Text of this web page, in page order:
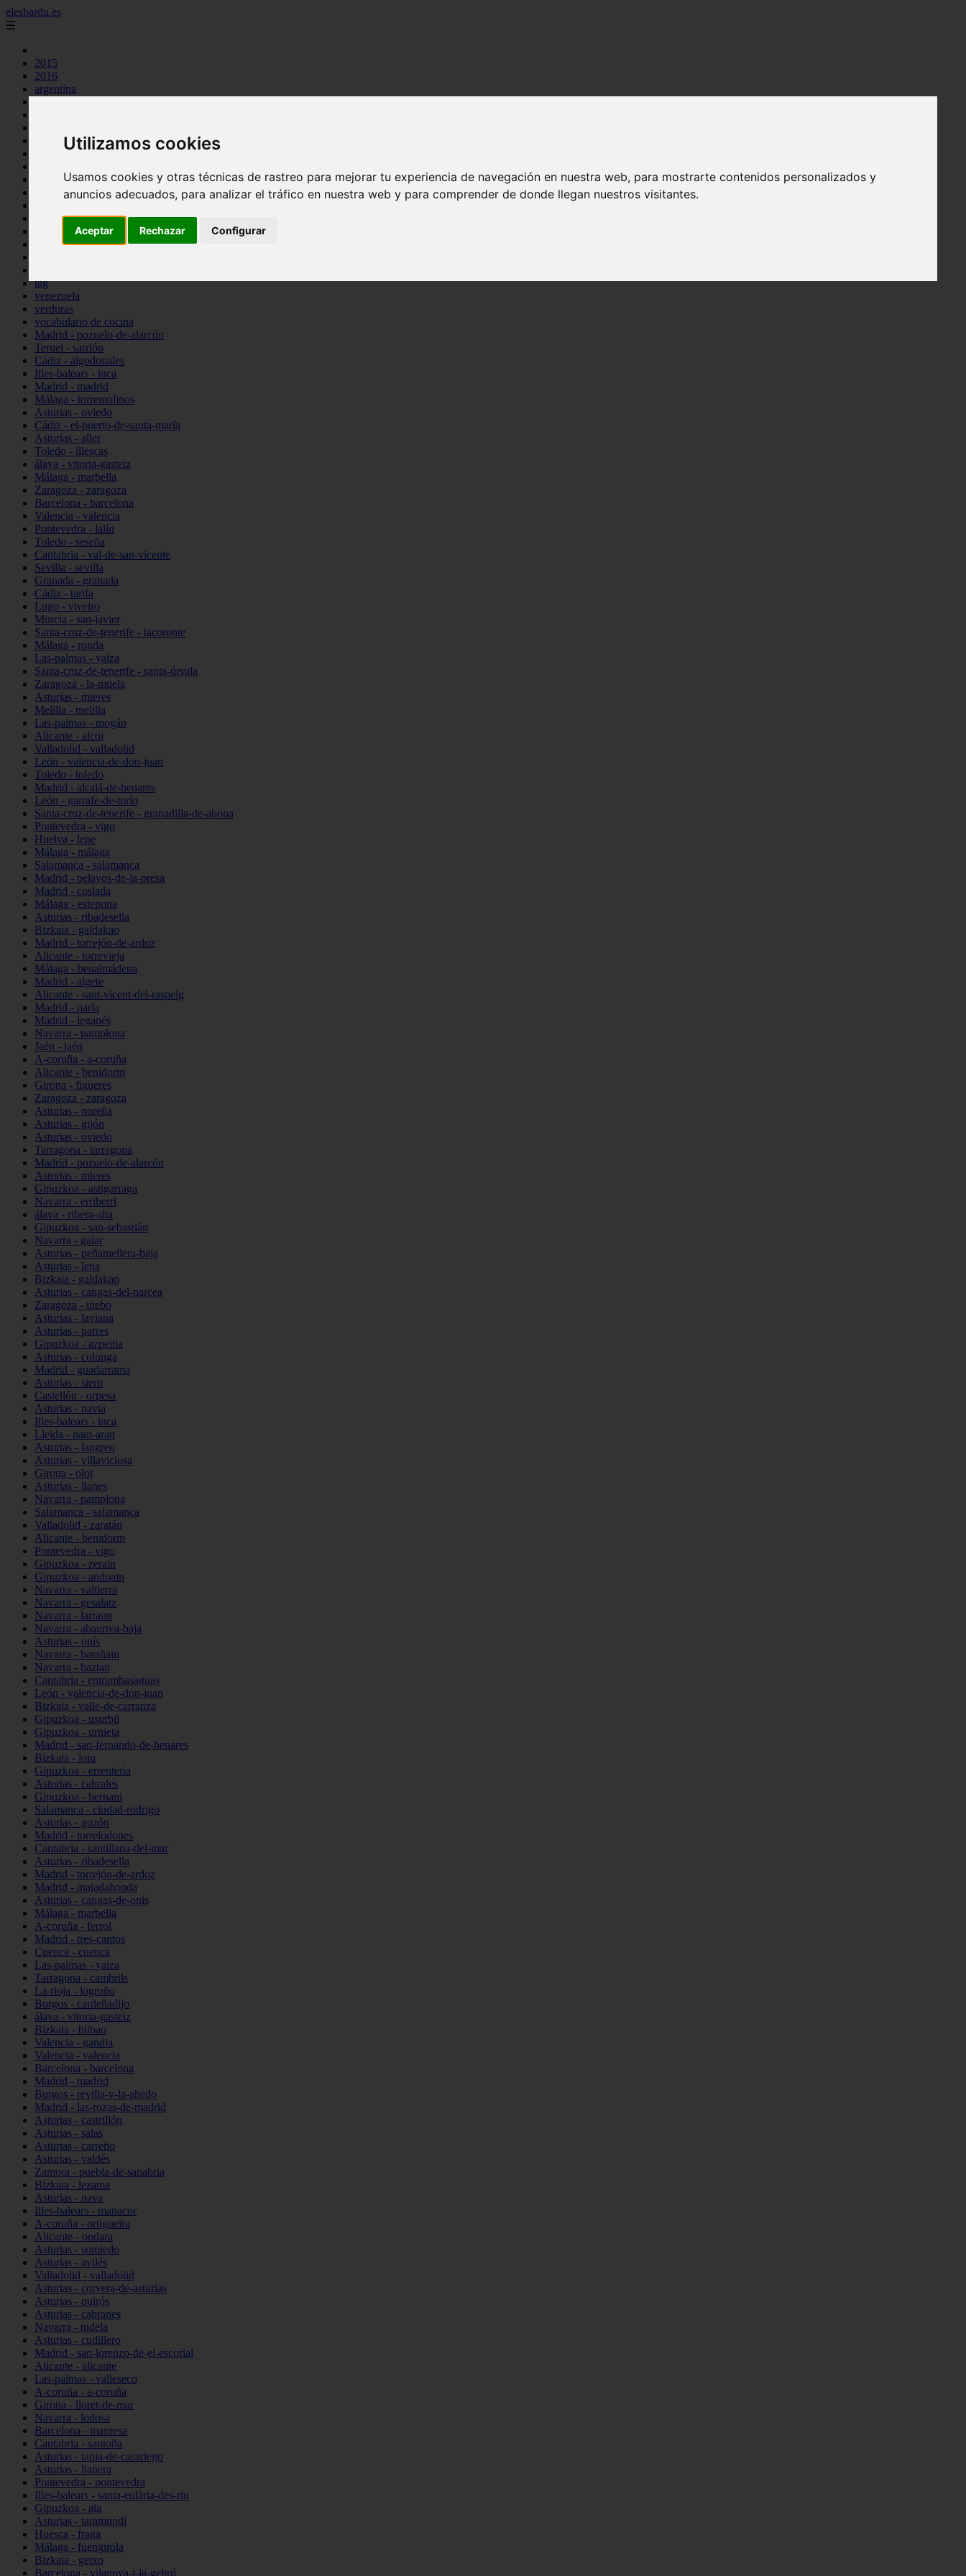
Utilizamos cookies
Usamos cookies y otras técnicas de rastreo para mejorar tu experiencia de navegación en nuestra web, para mostrarte contenidos personalizados y
anuncios adecuados, para analizar el tráfico en nuestra web y para comprender de donde llegan nuestros visitantes.
Aceptar Rechazar Configurar
elesbardu.es
☰
2015
2016
argentina
cocina casera
comidas
huevos
mariscos
postres
tag
venezuela
verduras
vocabulario de cocina
Madrid - pozuelo-de-alarcón
Teruel - sarrión
Cádiz - algodonales
Illes-balears - inca
Madrid - madrid
Málaga - torremolinos
Asturias - oviedo
Cádiz - el-puerto-de-santa-maría
Asturias - aller
Toledo - illescas
álava - vitoria-gasteiz
Málaga - marbella
Zaragoza - zaragoza
Barcelona - barcelona
Valencia - valencia
Pontevedra - lalín
Toledo - seseña
Cantabria - val-de-san-vicente
Sevilla - sevilla
Granada - granada
Cádiz - tarifa
Lugo - viveiro
Murcia - san-javier
Santa-cruz-de-tenerife - tacoronte
Málaga - ronda
Las-palmas - yaiza
Santa-cruz-de-tenerife - santa-úrsula
Zaragoza - la-muela
Asturias - mieres
Melilla - melilla
Las-palmas - mogán
Alicante - alcoi
Valladolid - valladolid
León - valencia-de-don-juan
Toledo - toledo
Madrid - alcalá-de-henares
León - garrafe-de-torío
Santa-cruz-de-tenerife - granadilla-de-abona
Pontevedra - vigo
Huelva - lepe
Málaga - málaga
Salamanca - salamanca
Madrid - pelayos-de-la-presa
Madrid - coslada
Málaga - estepona
Asturias - ribadesella
Bizkaia - galdakao
Madrid - torrejón-de-ardoz
Alicante - torrevieja
Málaga - benalmádena
Madrid - algete
Alicante - sant-vicent-del-raspeig
Madrid - parla
Madrid - leganés
Navarra - pamplona
Jaén - jaén
A-coruña - a-coruña
Alicante - benidorm
Girona - figueres
Zaragoza - zaragoza
Asturias - noreña
Asturias - gijón
Asturias - oviedo
Tarragona - tarragona
Madrid - pozuelo-de-alarcón
Asturias - mieres
Gipuzkoa - astigarraga
Navarra - erriberri
álava - ribera-alta
Gipuzkoa - san-sebastián
Navarra - galar
Asturias - peñamellera-baja
Asturias - lena
Bizkaia - galdakao
Asturias - cangas-del-narcea
Zaragoza - utebo
Asturias - laviana
Asturias - parres
Gipuzkoa - azpeitia
Asturias - colunga
Madrid - guadarrama
Asturias - siero
Castellón - orpesa
Asturias - navia
Illes-balears - inca
Lleida - naut-aran
Asturias - langreo
Asturias - villaviciosa
Girona - olot
Asturias - llanes
Navarra - pamplona
Salamanca - salamanca
Valladolid - zaratán
Alicante - benidorm
Pontevedra - vigo
Gipuzkoa - zerain
Gipuzkoa - andoain
Navarra - valtierra
Navarra - gesalatz
Navarra - larraun
Navarra - abaurrea-baja
Asturias - onís
Navarra - barañain
Navarra - baztan
Cantabria - entrambasaguas
León - valencia-de-don-juan
Bizkaia - valle-de-carranza
Gipuzkoa - usurbil
Gipuzkoa - urnieta
Madrid - san-fernando-de-henares
Bizkaia - loiu
Gipuzkoa - errenteria
Asturias - cabrales
Gipuzkoa - hernani
Salamanca - ciudad-rodrigo
Asturias - gozón
Madrid - torrelodones
Cantabria - santillana-del-mar
Asturias - ribadesella
Madrid - torrejón-de-ardoz
Madrid - majadahonda
Asturias - cangas-de-onís
Málaga - marbella
A-coruña - ferrol
Madrid - tres-cantos
Cuenca - cuenca
Las-palmas - yaiza
Tarragona - cambrils
La-rioja - logroño
Burgos - cardeñadijo
álava - vitoria-gasteiz
Bizkaia - bilbao
Valencia - gandia
Valencia - valencia
Barcelona - barcelona
Madrid - madrid
Burgos - revilla-y-la-ahedo
Madrid - las-rozas-de-madrid
Asturias - castrillón
Asturias - salas
Asturias - carreño
Asturias - valdés
Zamora - puebla-de-sanabria
Bizkaia - lezama
Asturias - nava
Illes-balears - manacor
A-coruña - ortigueira
Alicante - ondara
Asturias - somiedo
Asturias - avilés
Valladolid - valladolid
Asturias - corvera-de-asturias
Asturias - quirós
Asturias - cabranes
Navarra - tudela
Asturias - cudillero
Madrid - san-lorenzo-de-el-escorial
Alicante - alicante
Las-palmas - valleseco
A-coruña - a-coruña
Girona - lloret-de-mar
Navarra - lodosa
Barcelona - manresa
Cantabria - santoña
Asturias - tapia-de-casariego
Asturias - llanera
Pontevedra - pontevedra
Illes-balears - santa-eulària-des-riu
Gipuzkoa - aia
Asturias - taramundi
Huesca - fraga
Málaga - fuengirola
Bizkaia - getxo
Barcelona - vilanova-i-la-geltrú